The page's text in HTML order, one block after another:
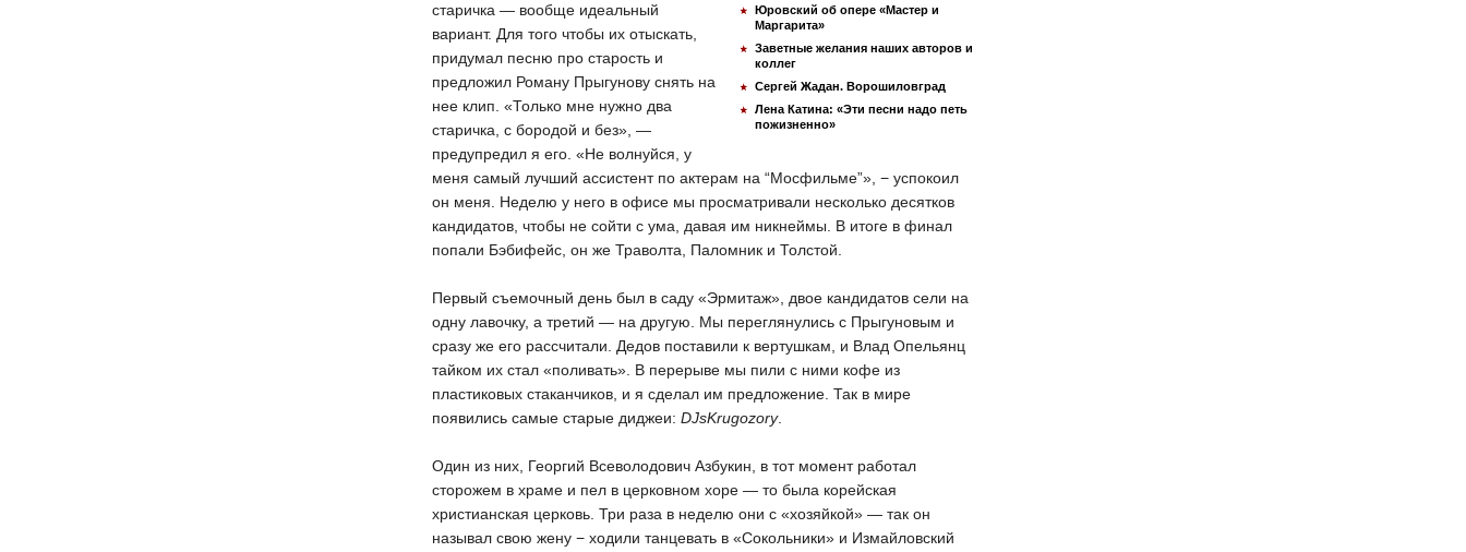
Юровский об опере «Мастер и
Маргарита»
Заветные желания наших авторов и
коллег
Сергей Жадан. Ворошиловград
Лена Катина: «Эти песни надо петь
пожизненно»
старичка — вообще идеальный
вариант. Для того чтобы их отыскать,
придумал песню про старость и
предложил Роману Прыгунову снять на
нее клип. «Только мне нужно два
старичка, с бородой и без», —
предупредил я его. «Не волнуйся, у
меня самый лучший ассистент по актерам на “Мосфильме”», − успокоил
он меня. Неделю у него в офисе мы просматривали несколько десятков
кандидатов, чтобы не сойти с ума, давая им никнеймы. В итоге в финал
попали Бэбифейс, он же Траволта, Паломник и Толстой.
Первый съемочный день был в саду «Эрмитаж», двое кандидатов сели на
одну лавочку, а третий — на другую. Мы переглянулись с Прыгуновым и
сразу же его рассчитали. Дедов поставили к вертушкам, и Влад Опельянц
тайком их стал «поливать». В перерыве мы пили с ними кофе из
пластиковых стаканчиков, и я сделал им предложение. Так в мире
появились самые старые диджеи: DJsKrugozory.
Один из них, Георгий Всеволодович Азбукин, в тот момент работал
сторожем в храме и пел в церковном хоре — то была корейская
христианская церковь. Три раза в неделю они с «хозяйкой» — так он
называл свою жену − ходили танцевать в «Сокольники» и Измайловский